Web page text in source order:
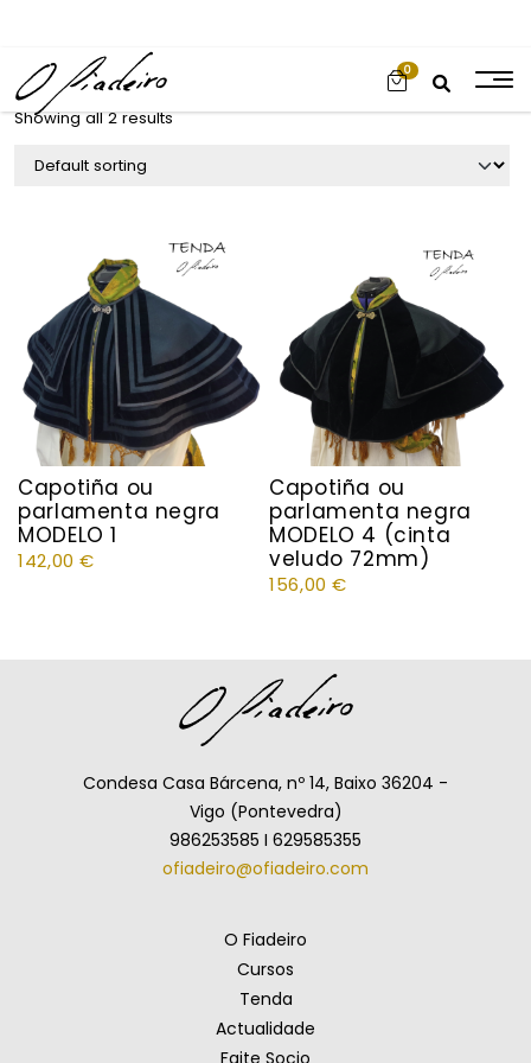
0
Showing all 2 results
Capotiña ou
parlamenta negra
MODELO 1
142,00€
Capotiña ou
parlamenta negra
MODELO 4 (cinta
veludo 72mm)
156,00€
Condesa Casa Bárcena, nº 14, Baixo 36204 -
Vigo (Pontevedra)
986253585 I 629585355
ofiadeiro@ofiadeiro.com
O Fiadeiro
Cursos
Tenda
Actualidade